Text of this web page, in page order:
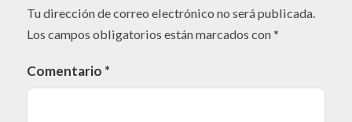
Tu dirección de correo electrónico no será publicada.
Los campos obligatorios están marcados con*
Comentario *